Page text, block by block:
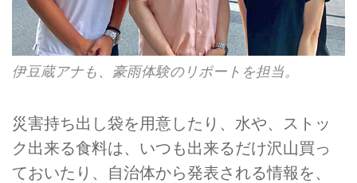
伊豆蔵アナも、豪雨体験のリポートを担当。
災害持ち出し袋を用意したり、水や、ストッ
ク出来る食料は、いつも出来るだけ沢山買っ
ておいたり、自治体から発表される情報を、